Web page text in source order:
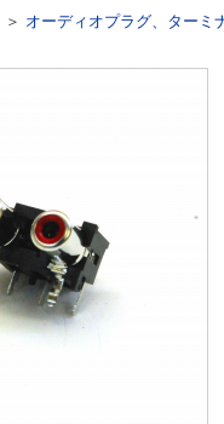
＞ オーディオプラグ、ターミ